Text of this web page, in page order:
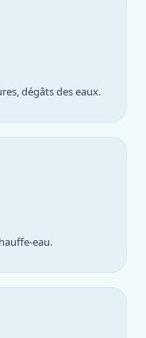
dégâts des eaux.
eau.